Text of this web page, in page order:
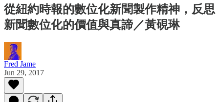
從紐約時報的數位化新聞製作精神，反思
新聞數位化的價值與真諦／黃硯琳
Fred Jame
Jun 29, 2017